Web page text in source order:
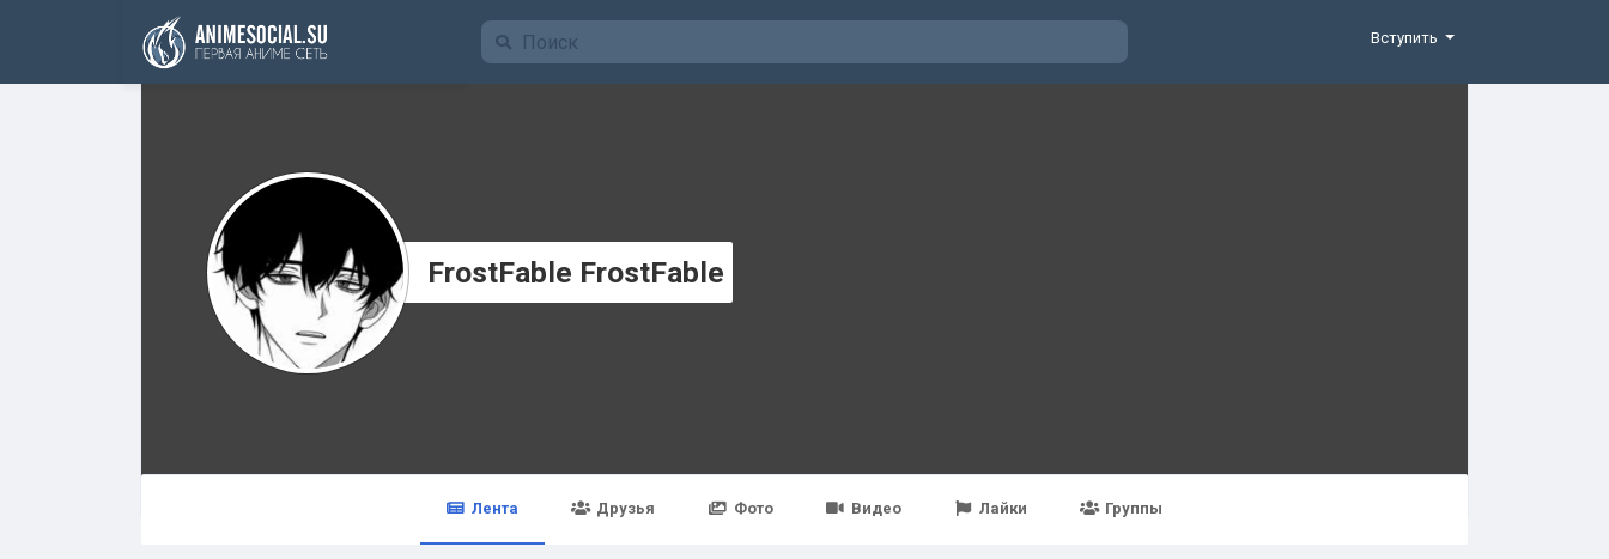
Funding
Вступить
FrostFable FrostFable
Лента Друзья Фото Видео Лайки Группы